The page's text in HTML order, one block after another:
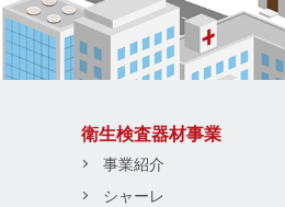
衛生検査器材事業
事業紹介
シャーレ